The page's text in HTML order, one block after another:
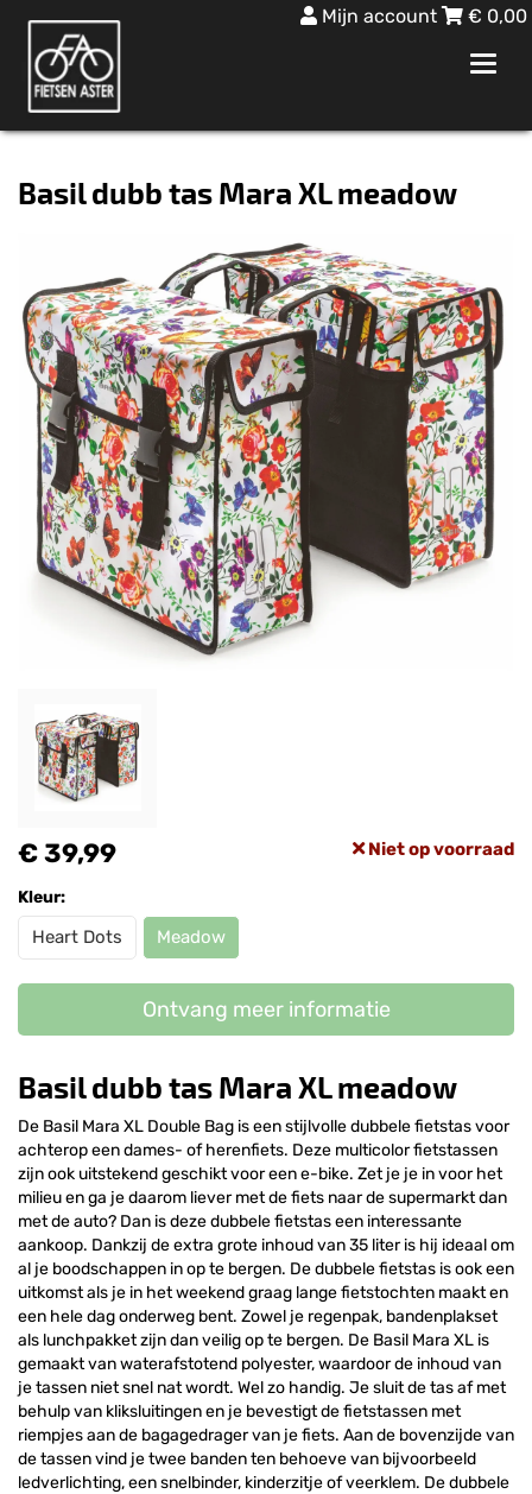
Mijn account € 0,00
Basil dubb tas Mara XL meadow
€ 39,99 Niet op voorraad
Kleur:
Heart Dots Meadow
Ontvang meer informatie
Basil dubb tas Mara XL meadow
De Basil Mara XL Double Bag is een stijlvolle dubbele fietstas voor
achterop een dames- of herenfiets. Deze multicolor fietstassen
zijn ook uitstekend geschikt voor een e-bike. Zet je je in voor het
milieu en ga je daarom liever met de fiets naar de supermarkt dan
met de auto? Dan is deze dubbele fietstas een interessante
aankoop. Dankzij de extra grote inhoud van 35 liter is hij ideaal om
al je boodschappen in op te bergen. De dubbele fietstas is ook een
uitkomst als je in het weekend graag lange fietstochten maakt en
een hele dag onderweg bent. Zowel je regenpak, bandenplakset
als lunchpakket zijn dan veilig op te bergen. De Basil Mara XL is
gemaakt van waterafstotend polyester, waardoor de inhoud van
je tassen niet snel nat wordt. Wel zo handig. Je sluit de tas af met
behulp van kliksluitingen en je bevestigt de fietstassen met
riempjes aan de bagagedrager van je fiets. Aan de bovenzijde van
de tassen vind je twee banden ten behoeve van bijvoorbeeld
ledverlichting, een snelbinder, kinderzitje of veerklem. De dubbele